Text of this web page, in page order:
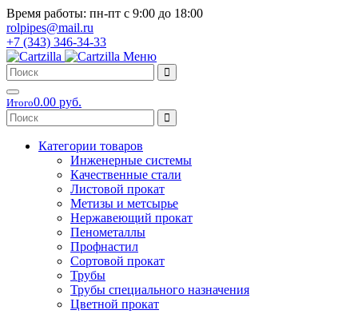
Время работы: пн-пт с 9:00 до 18:00
rolpipes@mail.ru
+7 (343) 346-34-33
Меню
Итого0.00 руб.
Категории товаров
Инженерные системы
Качественные стали
Листовой прокат
Метизы и метсырье
Нержавеющий прокат
Пенометаллы
Профнастил
Сортовой прокат
Трубы
Трубы специального назначения
Цветной прокат